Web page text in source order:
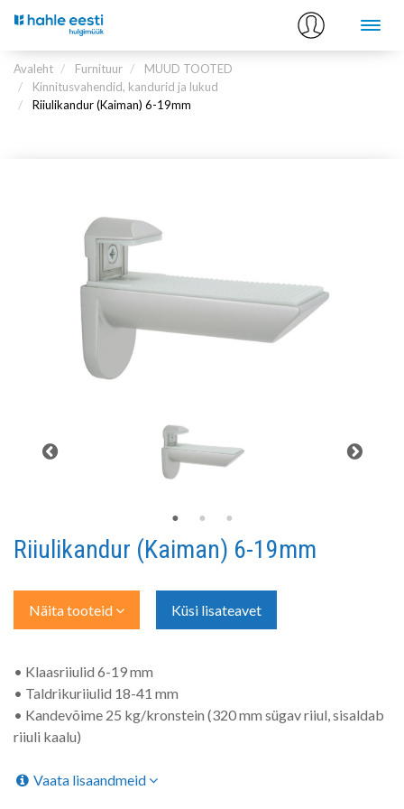
Avaleht Furnituur
MUUD TOOTED
Kinnitusvahendid, kandurid ja lukud
Riiulikandur (Kaiman) 6-19mm
Riiulikandur (Kaiman) 6-19mm
Näita tooteid Küsi lisateavet
• Klaasriiulid 6-19 mm
• Taldrikuriiulid 18-41 mm
• Kandevõime 25 kg/kronstein (320 mm sügav riiul, sisaldab
riiuli kaalu)
Vaata lisaandmeid